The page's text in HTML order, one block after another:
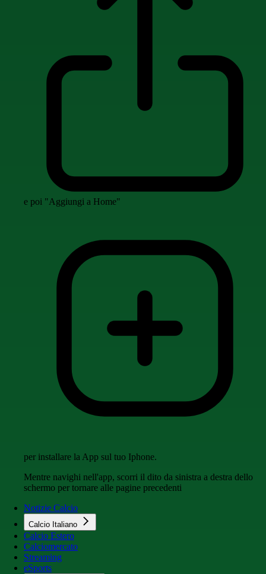
e poi "Aggiungi a Home"
per installare la App sul tuo Iphone.
Mentre navighi nell'app, scorri il dito da sinistra a destra dello
schermo per tornare alle pagine precedenti
Notizie Calcio
Calcio Italiano
Calcio Estero
Calciomercato
Streaming
eSports